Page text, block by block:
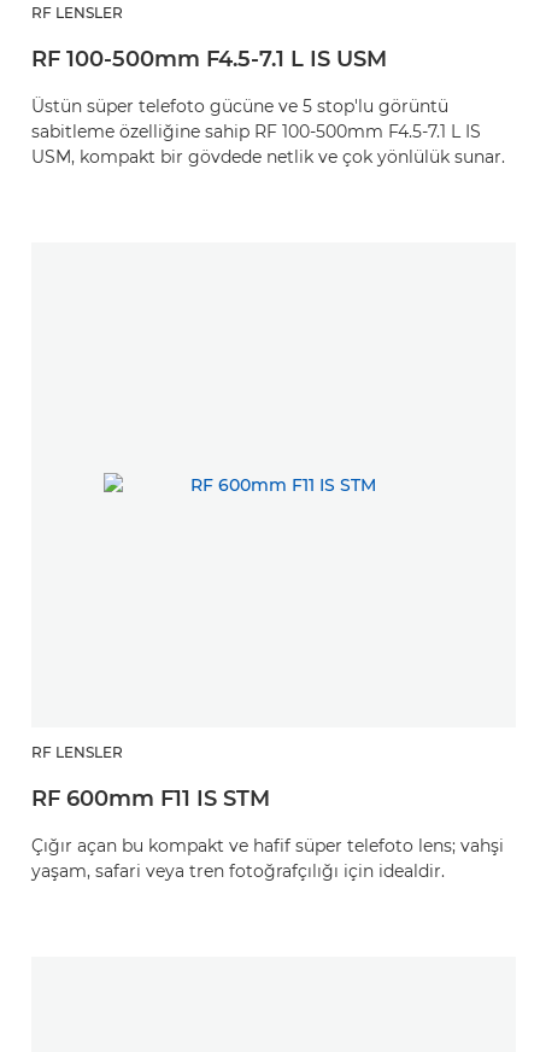
RF LENSLER
RF 100-500mm F4.5-7.1 L IS USM
Üstün süper telefoto gücüne ve 5 stop'lu görüntü
sabitleme özelliğine sahip RF 100-500mm F4.5-7.1 L IS
USM, kompakt bir gövdede netlik ve çok yönlülük sunar.
RF LENSLER
RF 600mm F11 IS STM
Çığır açan bu kompakt ve hafif süper telefoto lens; vahşi
yaşam, safari veya tren fotoğrafçılığı için idealdir.